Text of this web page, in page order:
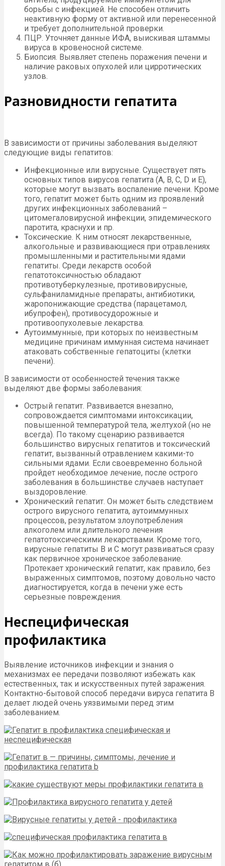
борьбы с инфекцией. Не способен отличить
неактивную форму от активной или перенесенной
и требует дополнительной проверки.
ПЦР. Уточняет данные ИФА, выискивая штаммы
вируса в кровеносной системе.
Биопсия. Выявляет степень поражения печени и
наличие раковых опухолей или цирротических
узлов.
Разновидности гепатита
В зависимости от причины заболевания выделяют
следующие виды гепатитов:
Инфекционные или вирусные. Существует пять
основных типов вирусов гепатита (A, B, C, D и E),
которые могут вызвать воспаление печени. Кроме
того, гепатит может быть одним из проявлений
других инфекционных заболеваний –
цитомегаловирусной инфекции, эпидемического
паротита, краснухи и пр.
Токсические. К ним относят лекарственные,
алкогольные и развивающиеся при отравлениях
промышленными и растительными ядами
гепатиты. Среди лекарств особой
гепатотоксичностью обладают
противотуберкулезные, противовирусные,
сульфаниламидные препараты, антибиотики,
жаропонижающие средства (парацетамол,
ибупрофен), противосудорожные и
противоопухолевые лекарства.
Аутоиммунные, при которых по неизвестным
медицине причинам иммунная система начинает
атаковать собственные гепатоциты (клетки
печени).
В зависимости от особенностей течения также
выделяют две формы заболевания:
Острый гепатит. Развивается внезапно,
сопровождается симптомами интоксикации,
повышенной температурой тела, желтухой (но не
всегда). По такому сценарию развивается
большинство вирусных гепатитов и токсический
гепатит, вызванный отравлением какими-то
сильными ядами. Если своевременно больной
пройдет необходимое лечение, после острого
заболевания в большинстве случаев наступает
выздоровление.
Хронический гепатит. Он может быть следствием
острого вирусного гепатита, аутоиммунных
процессов, результатом злоупотребления
алкоголем или длительного лечения
гепатотоксическими лекарствами. Кроме того,
вирусные гепатиты B и C могут развиваться сразу
как первичное хроническое заболевание.
Протекает хронический гепатит, как правило, без
выраженных симптомов, поэтому довольно часто
диагностируется, когда в печени уже есть
серьезные повреждения.
Неспецифическая
профилактика
Выявление источников инфекции и знания о
механизмах ее передачи позволяют избежать как
естественных, так и искусственных путей заражения.
Контактно-бытовой способ передачи вируса гепатита В
делает людей очень уязвимыми перед этим
заболеванием.